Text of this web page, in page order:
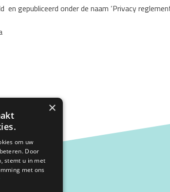
en gepubliceerd onder de naam ‘Privacy
×
om uw
Door
stemt u in met
met ons